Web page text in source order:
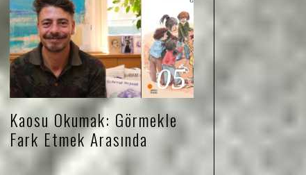
05
Kaosu Okumak: Görmekle
Fark Etmek Arasında